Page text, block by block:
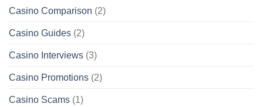
Casino Comparison (2)
Casino Guides (2)
Casino Interviews (3)
Casino Promotions (2)
Casino Scams (1)